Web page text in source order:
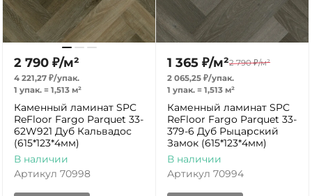
2 790 ₽/м²
4 221,27 ₽/упак.
1 упак. = 1,513 м²
Каменный ламинат SPC
ReFloor Fargo Parquet 33-
62W921 Дуб Кальвадос
(615*123*4мм)
В наличии
Артикул 70998
1 365 ₽/м²2 790 ₽/м²
2 065,25 ₽/упак.
1 упак. = 1,513 м²
Каменный ламинат SPC
ReFloor Fargo Parquet 33-
379-6 Дуб Рыцарский
Замок (615*123*4мм)
В наличии
Артикул 70994